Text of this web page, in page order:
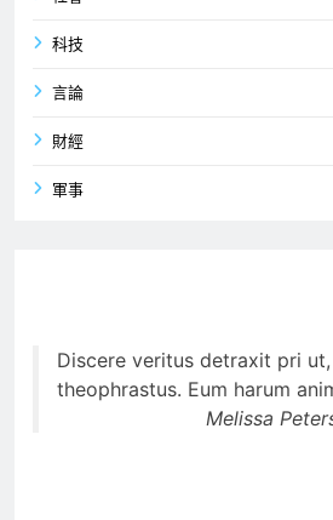
科技
言論
財經
軍事
Discere veritus detraxit pri
theophrastus. Eum harum
Melissa